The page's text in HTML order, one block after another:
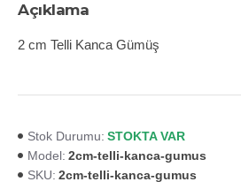
Açıklama
2 cm Telli Kanca Gümüş
Stok Durumu: STOKTA VAR
Model: 2cm-telli-kanca-gumus
SKU: 2cm-telli-kanca-gumus